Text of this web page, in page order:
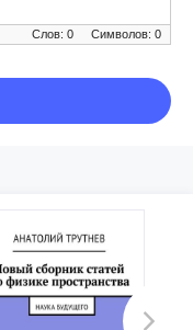
Символов: 0
Слов: 0